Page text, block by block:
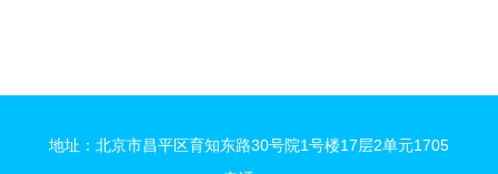
为您解读
地址：北京市昌平区育知东路30号院1号楼17层2单元1705